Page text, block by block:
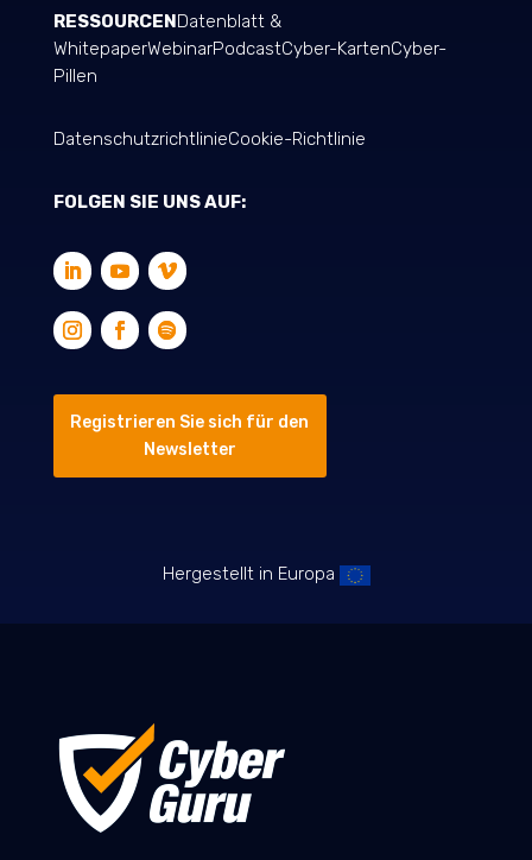
RESSOURCENDatenblatt &
WhitepaperWebinarPodcastCyber-KartenCyber-
Pillen
DatenschutzrichtlinieCookie-Richtlinie
FOLGEN SIE UNS AUF:
Registrieren Sie sich für den
Newsletter
Hergestellt in Europa